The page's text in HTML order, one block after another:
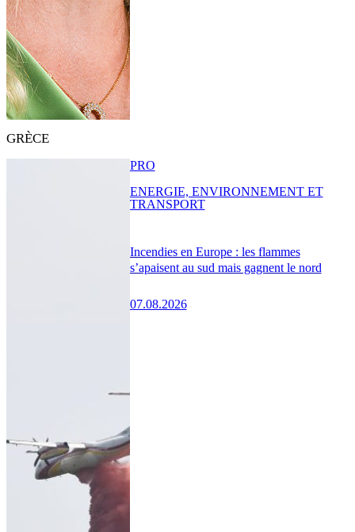
GRÈCE
Incendies en Europe : les flammes
s’apaisent au sud mais gagnent le nord
07.08.2026
PRO
ENERGIE, ENVIRONNEMENT ET
TRANSPORT